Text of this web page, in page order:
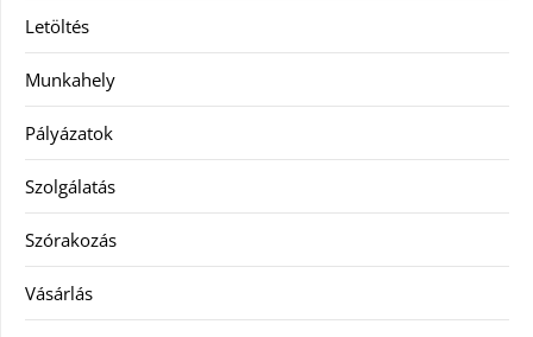
Letöltés
Munkahely
Pályázatok
Szolgálatás
Szórakozás
Vásárlás